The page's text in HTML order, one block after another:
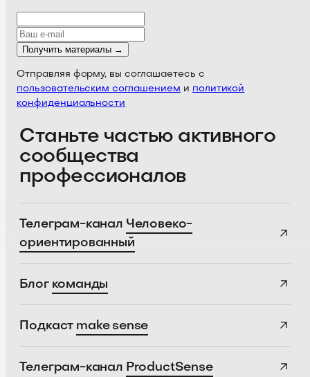
Получить материалы →
Отправляя форму, вы соглашаетесь с
пользовательским соглашением и политикой
конфиденциальности
Станьте частью активного
сообщества
профессионалов
Телеграм-канал Человеко-
ориентированный
Блог команды
Подкаст make sense
Телеграм-канал ProductSense